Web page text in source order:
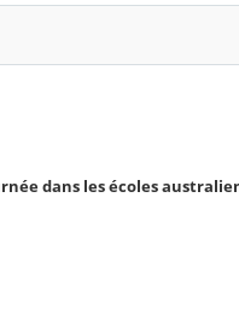
dans les écoles